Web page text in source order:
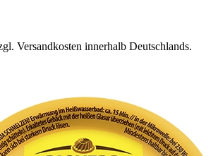
Versandkosten innerhalb Deutschlands.